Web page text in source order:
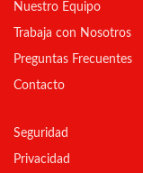
Nuestro Equipo
Trabaja con Nosotros
Preguntas Frecuentes
Contacto
Seguridad
Privacidad